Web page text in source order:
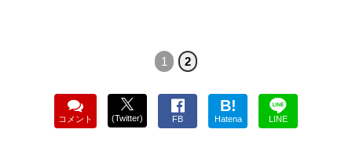
1 2
コメント (Twitter) FB
B!
Hatena LINE